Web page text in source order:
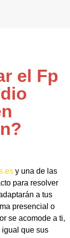
el Fp
y una de las
para resolver
a tus
presencial o
se acomode a ti,
que sus